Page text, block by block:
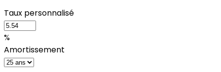
Taux personnalisé
%
Amortissement